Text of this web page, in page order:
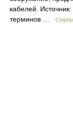
кабелей.
терминов …